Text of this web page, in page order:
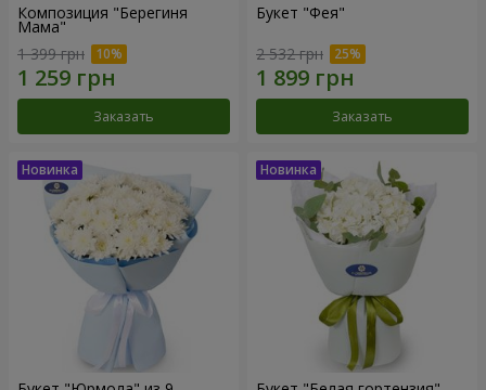
Композиция "Берегиня
Мама"
1 399 грн
Заказать
Букет "Фея"
2 532 грн
Заказать